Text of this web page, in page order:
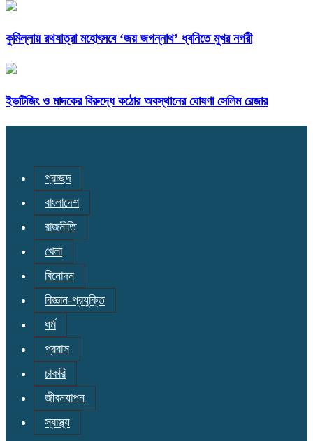
কুমিল্লায় রথযাত্রা মহোৎসবে ‘জয় জগন্নাথ’ ধ্বনিতে মুখর নগরী
ইভটিজিং ও মাদকের বিরুদ্ধে কঠোর অবস্থানের ঘোষণা সেলিম রেজার
প্রচ্ছদ
বাংলাদেশ
রাজনীতি
খেলা
বিনোদন
বিজ্ঞান-প্রযুক্তি
ধর্ম
প্রবাস
চাকরি
জীবনযাপন
স্বাস্থ্য